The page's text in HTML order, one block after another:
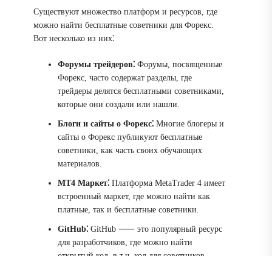
Существуют множество платформ и ресурсов, где
можно найти бесплатные советники для Форекс.
Вот несколько из них⁚
Форумы трейдеров⁚ Форумы, посвященные
Форекс, часто содержат разделы, где
трейдеры делятся бесплатными советниками,
которые они создали или нашли.
Блоги и сайты о Форекс⁚ Многие блогеры и
сайты о Форекс публикуют бесплатные
советники, как часть своих обучающих
материалов.
МТ4 Маркет⁚ Платформа MetaTrader 4 имеет
встроенный маркет, где можно найти как
платные, так и бесплатные советники.
GitHub⁚ GitHub ⸺ это популярный ресурс
для разработчиков, где можно найти